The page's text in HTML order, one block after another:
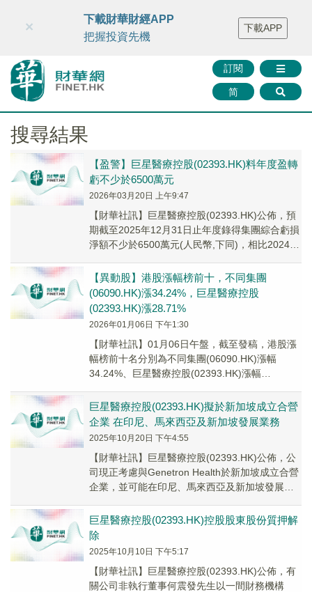
財華智庫網 FINTV FINMETA 財華證券 媒體矩陣
智庫沙龍
聯絡我們
訂閱
简
×
下載財華財經APP
把握投資先機
下載APP
搜尋結果
【盈警】巨星醫療控股(02393.HK)料年度盈轉
虧不少於6500萬元
2026年03月20日 上午9:47
【財華社訊】巨星醫療控股(02393.HK)公佈，預
期截至2025年12月31日止年度錄得集團綜合虧損
淨額不少於6500萬元(人民幣,下同)，相比2024年
【異動股】港股漲幅榜前十，不同集團
(06090.HK)漲34.24%，巨星醫療控股
(02393.HK)漲28.71%
2026年01月06日 下午1:30
【財華社訊】01月06日午盤，截至發稿，港股漲
幅榜前十名分別為不同集團(06090.HK)漲幅
34.24%、巨星醫療控股(02393.HK)漲幅
巨星醫療控股(02393.HK)擬於新加坡成立合營
企業 在印尼、馬來西亞及新加坡發展業務
2025年10月20日 下午4:55
【財華社訊】巨星醫療控股(02393.HK)公佈，公
司現正考慮與Genetron Health於新加坡成立合營
企業，並可能在印尼、馬來西亞及新加坡發展業
巨星醫療控股(02393.HK)控股股東股份質押解
除
2025年10月10日 下午5:17
【財華社訊】巨星醫療控股(02393.HK)公佈，有
關公司非執行董事何震發先生以一間財務機構